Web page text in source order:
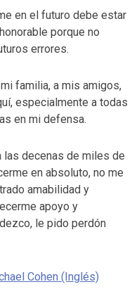
en el futuro debe estar
porque no
errores.
familia, a mis amigos,
especialmente a todas
en mi defensa.
las decenas de miles de
en absoluto, no me
amabilidad y
apoyo y
le pido perdón
Cohen (Inglés)